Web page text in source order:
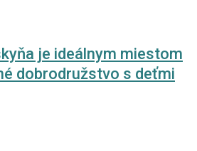
je ideálnym miestom
dobrodružstvo s deťmi